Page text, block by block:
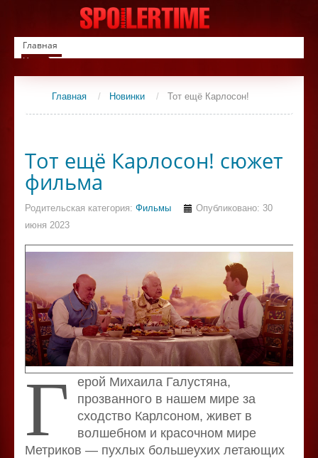
Главная
Новинки
Список фильмов
СериалыГлавная / Новинки / Тот ещё Карлосон!
Тот ещё Карлосон! сюжет
фильма
Родительская категория: Фильмы
Опубликовано: 30
июня 2023
Г ерой Михаила Галустяна,
прозванного в нашем мире за
сходство Карлсоном, живет в
волшебном и красочном мире
Метриков — пухлых большеухих летающих